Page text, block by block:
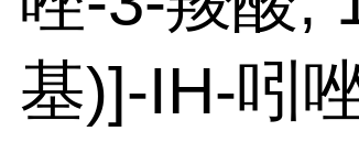
基)]-IH-吲